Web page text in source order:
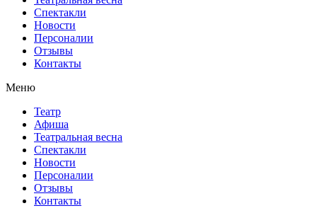
Спектакли
Новости
Персоналии
Отзывы
Контакты
Меню
Театр
Афиша
Театральная весна
Спектакли
Новости
Персоналии
Отзывы
Контакты